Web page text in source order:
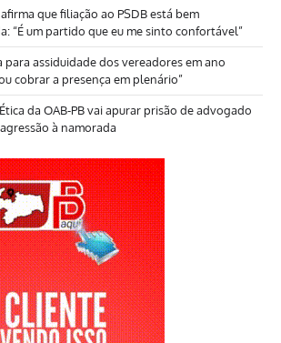
que filiação ao PSDB está bem
“É um partido que eu me sinto confortável”
para assiduidade dos vereadores em ano
cobrar a presença em plenário”
da OAB-PB vai apurar prisão de advogado
à namorada